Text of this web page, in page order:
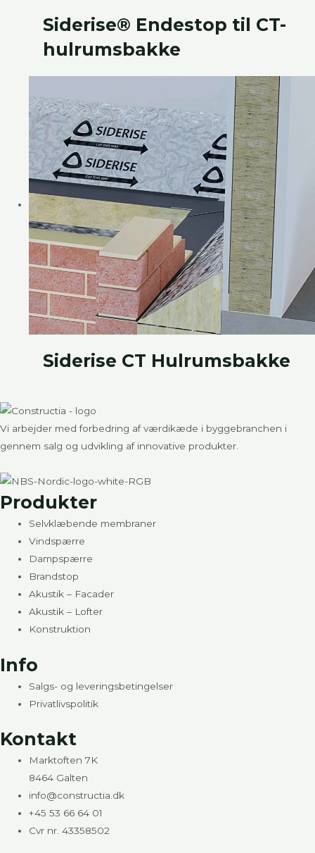
Siderise® Endestop til CT-
hulrumsbakke
Siderise CT Hulrumsbakke
Vi arbejder med forbedring af værdikæde i byggebranchen i
gennem salg og udvikling af innovative produkter.
Produkter
Selvklæbende membraner
Vindspærre
Dampspærre
Brandstop
Akustik – Facader
Akustik – Lofter
Konstruktion
Info
Salgs- og leveringsbetingelser
Privatlivspolitik
Kontakt
Marktoften 7K
8464 Galten
info@constructia.dk
+45 53 66 64 01
Cvr nr. 43358502